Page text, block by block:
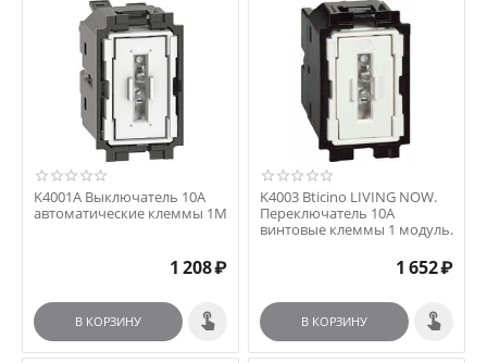
K4001A Выключатель 10А
автоматические клеммы 1М
1 208₽
В КОРЗИНУ
K4003 Bticino LIVING NOW.
Переключатель 10А
винтовые клеммы 1 модуль.
1 652₽
В КОРЗИНУ